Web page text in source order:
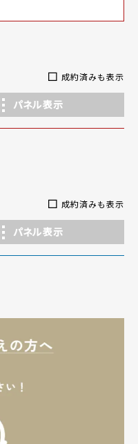
成約済みも表示
パネル表示
成約済みも表示
パネル表示